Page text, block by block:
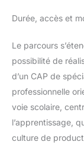
Durée, accès et
Le parcours
possibilité de
d’un CAP de
professionnelle
voie scolaire,
l’apprentissage,
culture de